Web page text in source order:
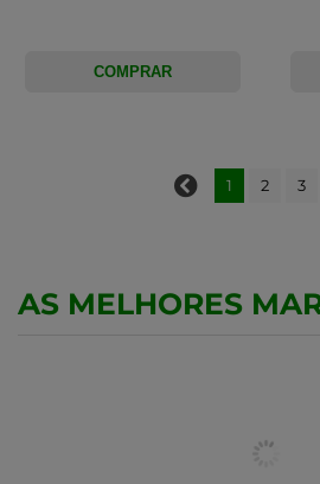
COMPRAR
1 2 3
AS MELHORES